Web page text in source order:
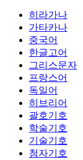
히라가나
가타카나
중국어
한글고어
그리스문자
프랑스어
독일어
히브리어
괄호기호
학술기호
기술기호
첨자기호